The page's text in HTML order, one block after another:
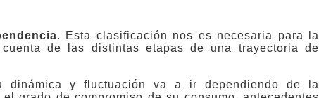
. Esta clasificación nos es necesaria para la
de las distintas etapas de una trayectoria de
y fluctuación va a ir dependiendo de la